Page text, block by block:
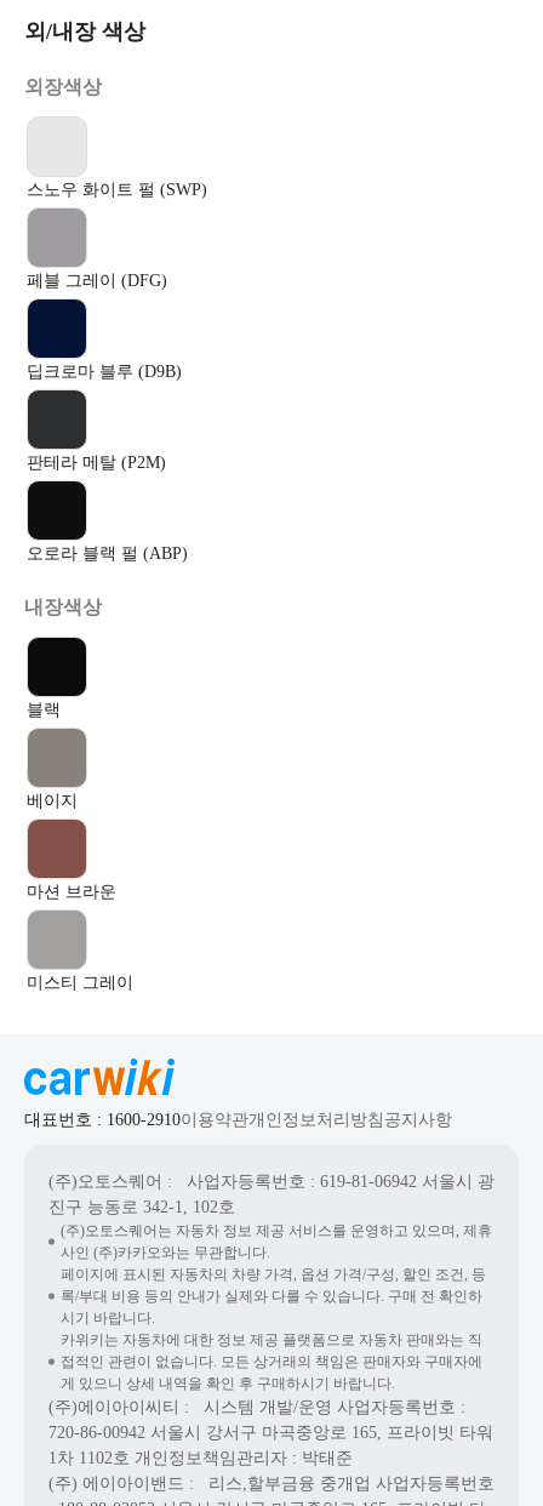
외/내장 색상
외장색상
스노우 화이트 펄 (SWP)
페블 그레이 (DFG)
딥크로마 블루 (D9B)
판테라 메탈 (P2M)
오로라 블랙 펄 (ABP)
내장색상
블랙
베이지
마션 브라운
미스티 그레이
대표번호 : 1600-2910이용약관개인정보처리방침 공지사항
(주)오토스퀘어 : 사업자등록번호 : 619-81-06942 서울시 광
진구 능동로 342-1, 102호
(주)오토스퀘어는 자동차 정보 제공 서비스를 운영하고 있으며, 제휴
사인 (주)카카오와는 무관합니다.
페이지에 표시된 자동차의 차량 가격, 옵션 가격/구성, 할인 조건, 등
록/부대 비용 등의 안내가 실제와 다를 수 있습니다. 구매 전 확인하
시기 바랍니다.
카위키는 자동차에 대한 정보 제공 플랫폼으로 자동차 판매와는 직
접적인 관련이 없습니다. 모든 상거래의 책임은 판매자와 구매자에
게 있으니 상세 내역을 확인 후 구매하시기 바랍니다.
(주)에이아이씨티 : 시스템 개발/운영 사업자등록번호 :
720-86-00942 서울시 강서구 마곡중앙로 165, 프라이빗 타워
1차 1102호 개인정보책임관리자 : 박태준
(주) 에이아이밴드 : 리스,할부금융 중개업 사업자등록번호